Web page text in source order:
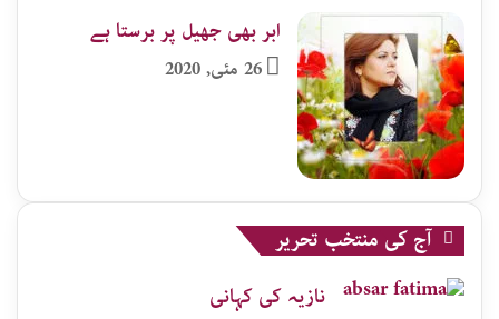
ابر بھی جھیل پر برستا ہے
26 مئی, 2020
آج کی منتخب تحریر
نازیہ کی کہانی